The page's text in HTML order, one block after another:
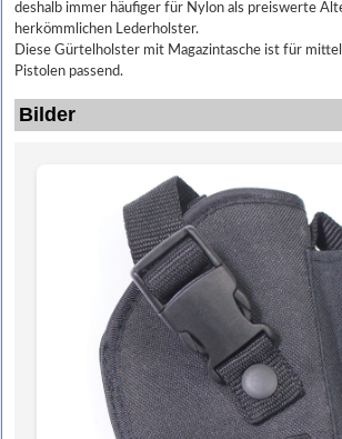
deshalb immer häufiger für Nylon als preiswerte
herkömmlichen Lederholster.
Diese Gürtelholster mit Magazintasche ist für
Pistolen passend.
Bilder